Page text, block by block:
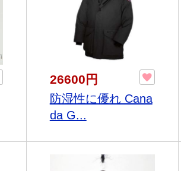
26600円
防湿性に優れ Cana
da G...